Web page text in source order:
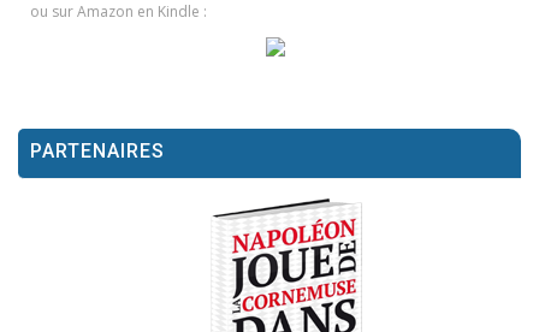
ou sur Amazon en Kindle :
PARTENAIRES